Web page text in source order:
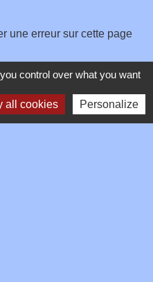
une erreur sur cette page
control over what you want
all cookies Personalize